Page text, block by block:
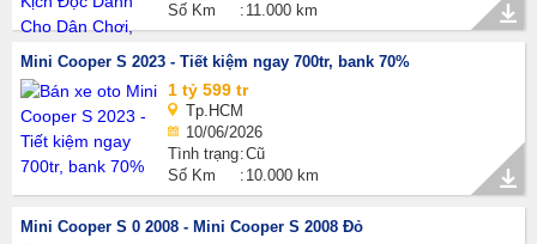
Số Km
11.000 km
Mini Cooper S 2023 - Tiết kiệm ngay 700tr, bank 70%
1 tỷ 599 tr
Tp.HCM
10/06/2026
Tình trạng Cũ
Số Km
10.000 km
Mini Cooper S 0 2008 - Mini Cooper S 2008 Đỏ